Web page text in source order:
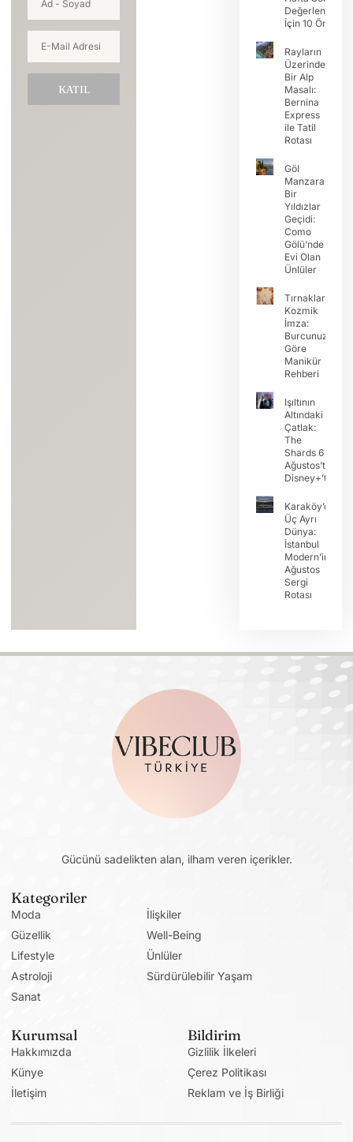
KATIL
İçin 10 Öneri
Rayların
Üzerinde
Bir Alp
Masalı:
Bernina
Express
ile Tatil
Rotası
Göl
Manzaralı
Bir
Yıldızlar
Geçidi:
Como
Gölü’nde
Evi Olan
Ünlüler
Tırnaklarda
Kozmik
İmza:
Burcunuza
Göre
Manikür
Rehberi
Işıltının
Altındaki
Çatlak:
The
Shards 6
Ağustos’ta
Disney+’ta
Karaköy’de
Üç Ayrı
Dünya:
İstanbul
Modern’in
Ağustos
Sergi
Rotası
Gücünü sadelikten alan, ilham veren içerikler.
Kategoriler
Moda
Güzellik
Lifestyle
Astroloji
Sanat
İlişkiler
Well-Being
Ünlüler
Sürdürülebilir Yaşam
Kurumsal
Hakkımızda
Künye
İletişim
Bildirim
Gizlilik İlkeleri
Çerez Politikası
Reklam ve İş Birliği